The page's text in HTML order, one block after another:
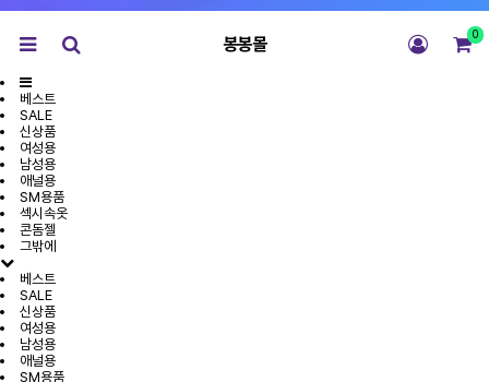
봉봉몰 0
베스트
SALE
신상품
여성용
남성용
애널용
SM용품
섹시속옷
콘돔젤
그밖에
베스트
SALE
신상품
여성용
남성용
애널용
SM용품